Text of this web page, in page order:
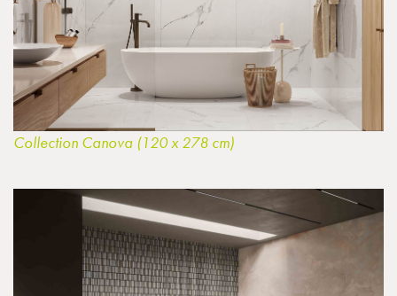
Collection Canova (120 x 278 cm)